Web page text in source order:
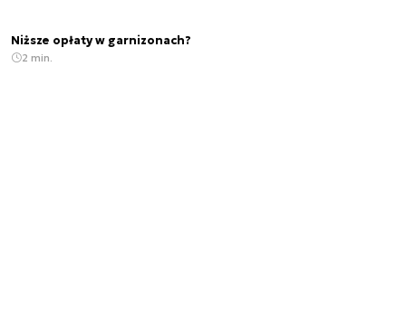
Niższe opłaty w garnizonach?
2 min.